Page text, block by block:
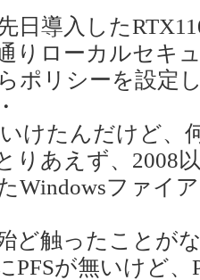
導入した
りローカルセキ
ポリシーを設定
けたんだけど、
あえず、2008
Windowsファイ
ど触ったことが
PFSが無いけど